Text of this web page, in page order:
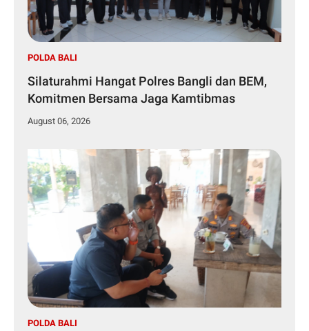
POLDA BALI
Silaturahmi Hangat Polres Bangli dan BEM,
Komitmen Bersama Jaga Kamtibmas
August 06, 2026
POLDA BALI